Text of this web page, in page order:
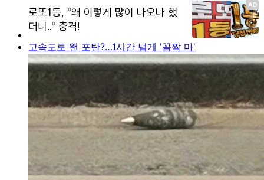
고속도로 왠 포탄?…1시간 넘게 '꼼짝 마'